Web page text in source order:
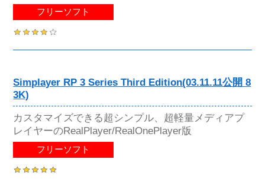
フリーソフト
Simplayer RP 3 Series Third Edition(03.11.11公開 8
3K)
カスタマイズできる超シンプル、超軽量メディアプ
レイヤーのRealPlayer/RealOnePlayer版
フリーソフト